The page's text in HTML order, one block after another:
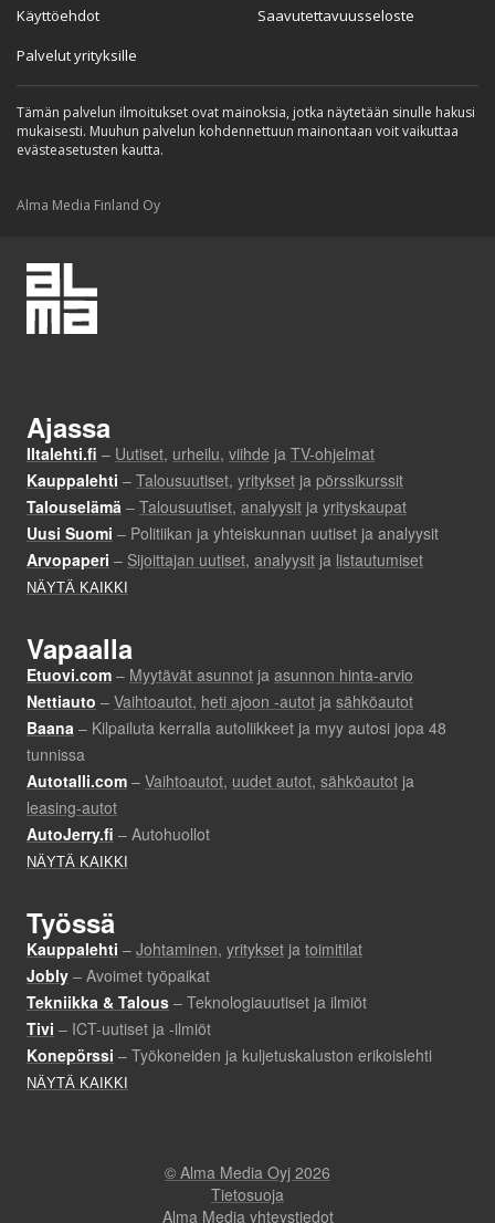
Käyttöehdot
Palvelut yrityksille
Saavutettavuusseloste
Tämän palvelun ilmoitukset ovat mainoksia, jotka näytetään sinulle hakusi
mukaisesti. Muuhun palvelun kohdennettuun mainontaan voit vaikuttaa
evästeasetusten kautta.
Alma Media Finland Oy